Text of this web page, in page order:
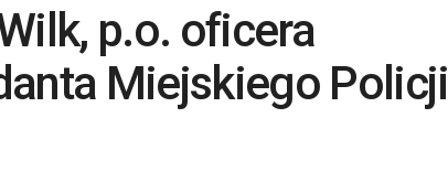
p.o. oficera
Miejskiego Policji